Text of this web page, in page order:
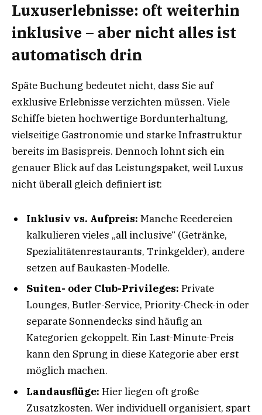
Luxuserlebnisse: oft weiterhin
inklusive – aber nicht alles ist
automatisch drin
Späte Buchung bedeutet nicht, dass Sie auf
exklusive Erlebnisse verzichten müssen. Viele
Schiffe bieten hochwertige Bordunterhaltung,
vielseitige Gastronomie und starke Infrastruktur
bereits im Basispreis. Dennoch lohnt sich ein
genauer Blick auf das Leistungspaket, weil Luxus
nicht überall gleich definiert ist:
Inklusiv vs. Aufpreis: Manche Reedereien
kalkulieren vieles „all inclusive“ (Getränke,
Spezialitätenrestaurants, Trinkgelder), andere
setzen auf Baukasten-Modelle.
Suiten- oder Club-Privileges: Private
Lounges, Butler-Service, Priority-Check-in oder
separate Sonnendecks sind häufig an
Kategorien gekoppelt. Ein Last-Minute-Preis
kann den Sprung in diese Kategorie aber erst
möglich machen.
Landausflüge: Hier liegen oft große
Zusatzkosten. Wer individuell organisiert, spart